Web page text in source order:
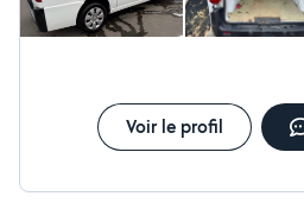
Voir le profil